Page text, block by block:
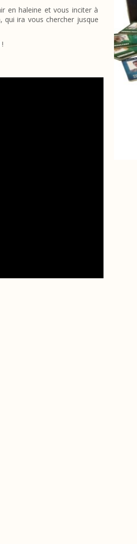
en haleine et vous inciter à
qui ira vous chercher jusque